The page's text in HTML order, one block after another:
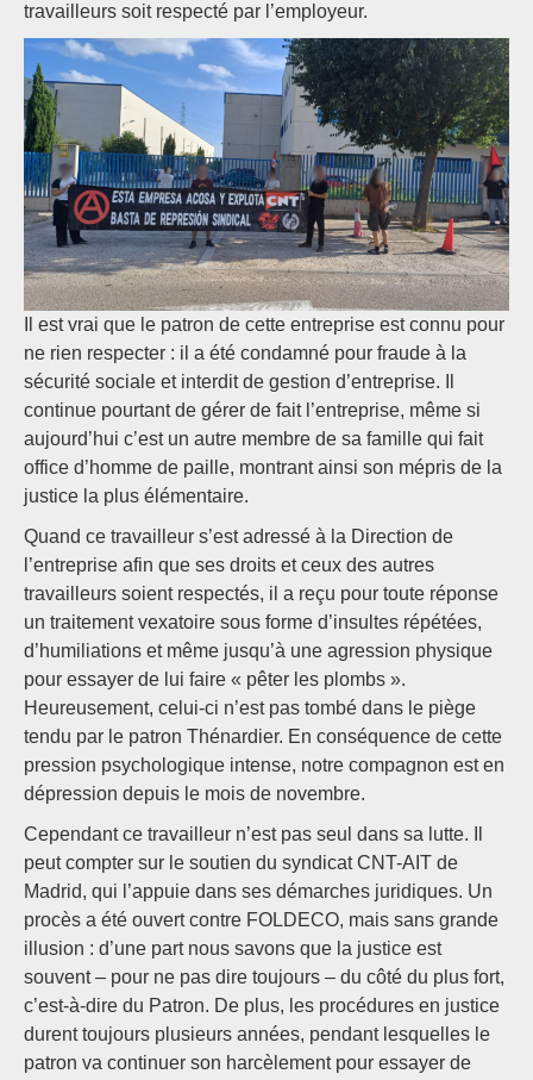
travailleurs soit respecté par l’employeur.
Il est vrai que le patron de cette entreprise est connu pour
ne rien respecter : il a été condamné pour fraude à la
sécurité sociale et interdit de gestion d’entreprise. Il
continue pourtant de gérer de fait l’entreprise, même si
aujourd’hui c’est un autre membre de sa famille qui fait
office d’homme de paille, montrant ainsi son mépris de la
justice la plus élémentaire.
Quand ce travailleur s’est adressé à la Direction de
l’entreprise afin que ses droits et ceux des autres
travailleurs soient respectés, il a reçu pour toute réponse
un traitement vexatoire sous forme d’insultes répétées,
d’humiliations et même jusqu’à une agression physique
pour essayer de lui faire « pêter les plombs ».
Heureusement, celui-ci n’est pas tombé dans le piège
tendu par le patron Thénardier. En conséquence de cette
pression psychologique intense, notre compagnon est en
dépression depuis le mois de novembre.
Cependant ce travailleur n’est pas seul dans sa lutte. Il
peut compter sur le soutien du syndicat CNT-AIT de
Madrid, qui l’appuie dans ses démarches juridiques. Un
procès a été ouvert contre FOLDECO, mais sans grande
illusion : d’une part nous savons que la justice est
souvent – pour ne pas dire toujours – du côté du plus fort,
c’est-à-dire du Patron. De plus, les procédures en justice
durent toujours plusieurs années, pendant lesquelles le
patron va continuer son harcèlement pour essayer de